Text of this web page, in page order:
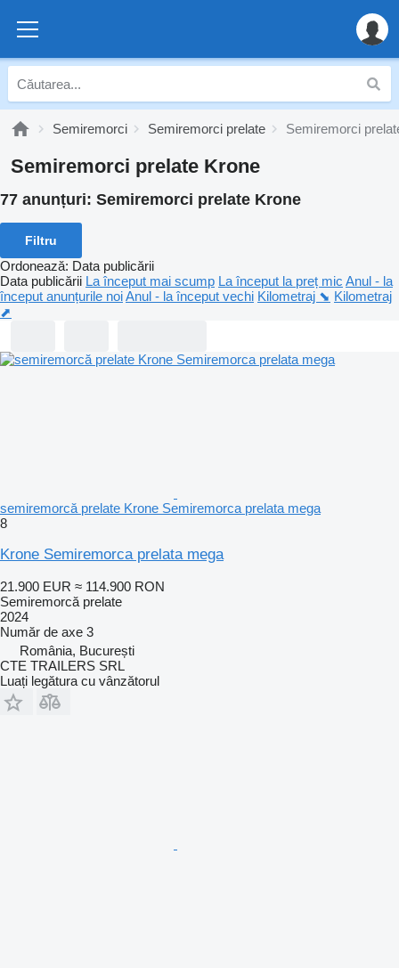
Semiremorci Semiremorci prelate Semiremorci
Semiremorci prelate Krone
77 anunțuri: Semiremorci prelate Krone
Filtru
Ordonează: Data publicării
Data publicării La început mai scump La început la preț mic Anul - la
început anunțurile noiAnul - la început vechi Kilometraj ⬊ Kilometraj
⬈
semiremorcă prelate Krone Semiremorca prelata mega
8
Krone Semiremorca prelata mega
21.900 EUR ≈ 114.900 RON
Semiremorcă prelate
2024
Număr de axe 3
România, București
CTE TRAILERS SRL
Luați legătura cu vânzătorul